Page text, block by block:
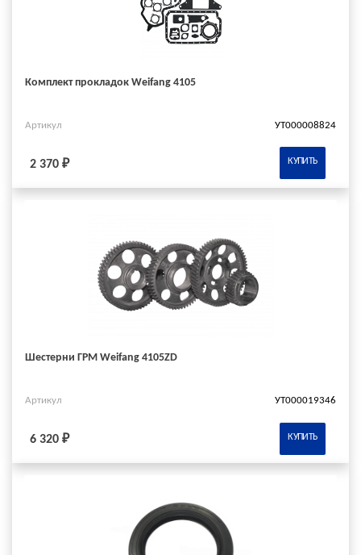
Комплект прокладок Weifang 4105
Артикул УТ000008824
2 370 ₽ КУПИТЬ
Шестерни ГРМ Weifang 4105ZD
Артикул УТ000019346
6 320 ₽ КУПИТЬ